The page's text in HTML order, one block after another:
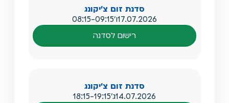
סדנת זום צ'יקונג
17.07.2026ו'08:15-09:15
רישום לסדנה
סדנת זום צ'יקונג
14.07.2026ג'18:15-19:15